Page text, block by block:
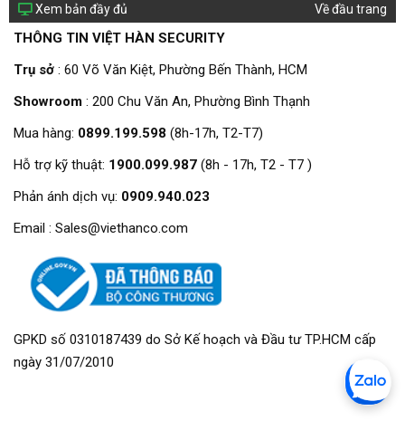
Xem bản đầy đủ Về đầu trang
THÔNG TIN VIỆT HÀN SECURITY
Trụ sở : 60 Võ Văn Kiệt, Phường Bến Thành, HCM
Showroom : 200 Chu Văn An, Phường Bình Thạnh
Mua hàng: 0899.199.598 (8h-17h, T2-T7)
Hỗ trợ kỹ thuật: 1900.099.987 (8h - 17h, T2 - T7 )
Phản ánh dịch vụ: 0909.940.023
Email : Sales@viethanco.com
GPKD số 0310187439 do Sở Kế hoạch và Đầu tư TP.HCM cấp
ngày 31/07/2010